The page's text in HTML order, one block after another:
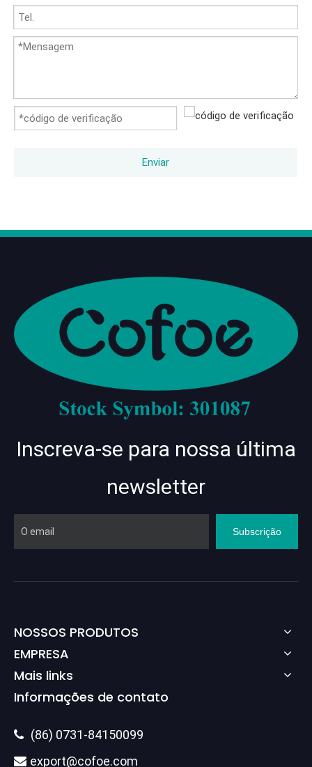
Enviar
Inscreva-se para nossa última
newsletter
Subscrição
NOSSOS PRODUTOS
EMPRESA
Mais links
Informações de contato
 (86) 0731-84150099
 export@cofoe.com